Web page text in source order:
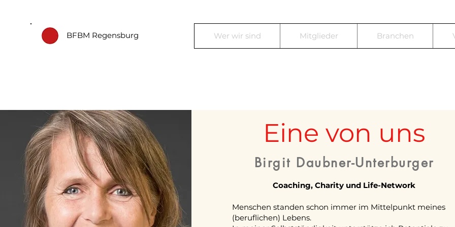
BFBM Regensburg Wer wir sind Mitglieder Branchen
Eine von uns
Birgit Daubner-Unterburger
Coaching, Charity und Life-Network
Menschen standen schon immer im Mittelpunkt meines
(beruflichen) Lebens.